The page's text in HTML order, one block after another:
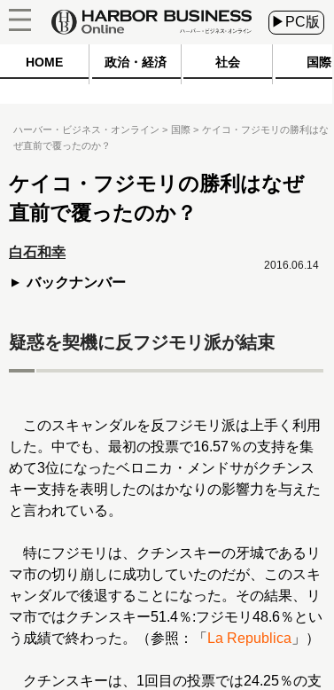
▶PC版
HOME 政治・経済 社会 国際
ハーバー・ビジネス・オンライン 国際
ケイコ・フジモリの勝利はな
ぜ直前で覆ったのか？
ケイコ・フジモリの勝利はなぜ
直前で覆ったのか？
白石和幸
バックナンバー
2016.06.14
疑惑を契機に反フジモリ派が結束
このスキャンダルを反フジモリ派は上手く利用
した。中でも、最初の投票で16.57％の支持を集
めて3位になったベロニカ・メンドサがクチンス
キー支持を表明したのはかなりの影響力を与えた
と言われている。
特にフジモリは、クチンスキーの牙城であるリ
マ市の切り崩しに成功していたのだが、このスキ
ャンダルで後退することになった。その結果、リ
マ市ではクチンスキー51.4％:フジモリ48.6％とい
う成績で終わった。（参照：「 La Republica 」）
クチンスキーは、1回目の投票では24.25％の支